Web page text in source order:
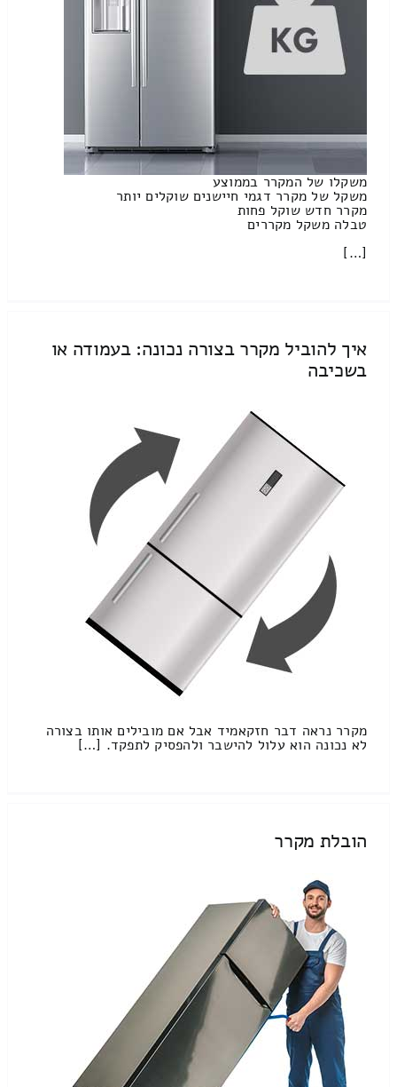
משקלו של המקרר בממוצע
משקל של מקרר דגמי חיישנים שוקלים יותר
מקרר חדש שוקל פחות
טבלה משקל מקררים
[…]
איך להוביל מקרר בצורה נכונה: בעמודה או
בשכיבה
מקרר נראה דבר חזקאמיד אבל אם מובילים אותו בצורה
לא נכונה הוא עלול להישבר ולהפסיק לתפקד. […]
הובלת מקרר